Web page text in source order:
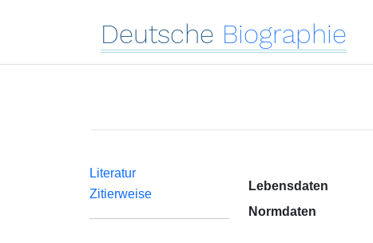
Deutsche Biographie
Literatur
Zitierweise
Lebensdaten
Normdaten